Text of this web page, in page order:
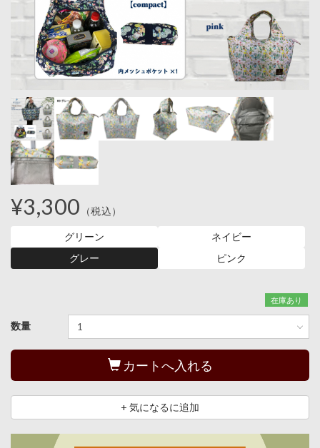
¥3,300 （税込）
グリーン
ネイビー
グレー
ピンク
在庫あり
数量
カートへ入れる
+ 気になるに追加